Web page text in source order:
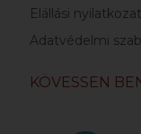
Elállási nyilatkozat
Adatvédelmi
KÖVESSEN